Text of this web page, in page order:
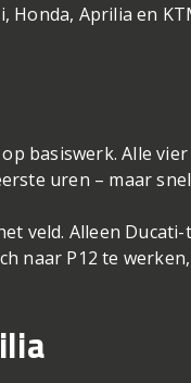
Honda, Aprilia en
basiswerk. Alle
uren – maar
veld. Alleen
naar P12 te